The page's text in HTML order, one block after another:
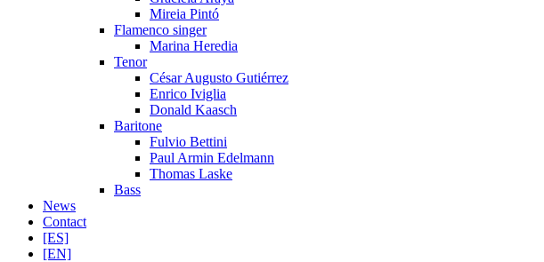
Mireia Pintó
Flamenco singer
Marina Heredia
Tenor
César Augusto Gutiérrez
Enrico Iviglia
Donald Kaasch
Baritone
Fulvio Bettini
Paul Armin Edelmann
Thomas Laske
Bass
News
Contact
[ES]
[EN]